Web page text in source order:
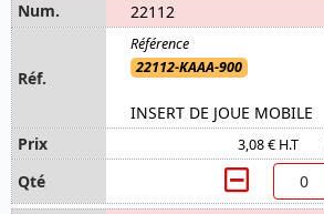
22112
22112-KAAA-900
INSERT DE JOUE MOBILE
3,08 € H.T